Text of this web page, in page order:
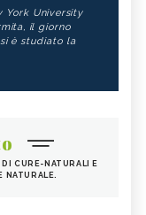
York University
il giorno
è studiato la
CURE-NATURALI E
NATURALE.